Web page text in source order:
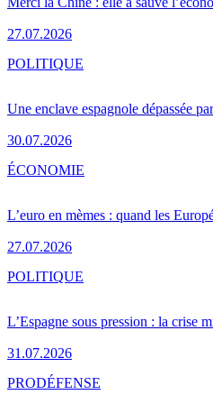
27.07.2026
Une enclave espagnole dépassée
30.07.2026
POLITIQUE
L’euro en mèmes : quand les
27.07.2026
ÉCONOMIE
L’Espagne sous pression : la crise
31.07.2026
POLITIQUE
PRODÉFENSE